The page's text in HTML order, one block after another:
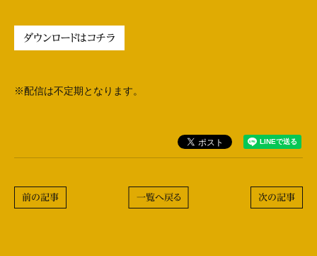
ダウンロードはコチラ
※配信は不定期となります。
次の記事
一覧へ戻る
前の記事